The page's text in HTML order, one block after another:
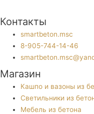
Контакты
smartbeton.msc
8-905-744-14-46
Магазин
Кашпо и вазоны из
Светильники из
Мебель из бетона